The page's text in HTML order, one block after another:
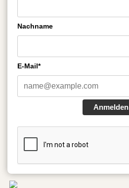
Nachname
E-Mail*
Anmelden